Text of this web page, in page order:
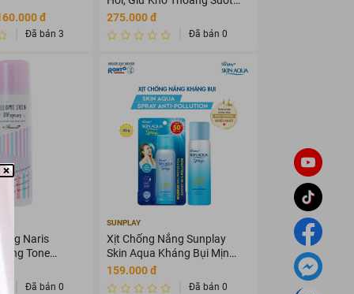
đ
Đã bán 3
48H 50ml
275.000 đ
Đã bán 0
Naris
Tone
Đã bán 0
SUNPLAY
Xịt Chống Nắng Sunplay
Skin Aqua Kháng Bụi Mịn
50g
159.000 đ
Đã bán 0